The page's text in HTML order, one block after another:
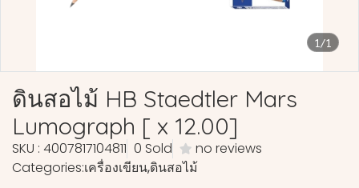
1/1
ดินสอไม้ HB Staedtler Mars
Lumograph [ x 12.00]
SKU : 4007817104811 0 Sold
no reviews
Categories:เครื่องเขียน,ดินสอไม้